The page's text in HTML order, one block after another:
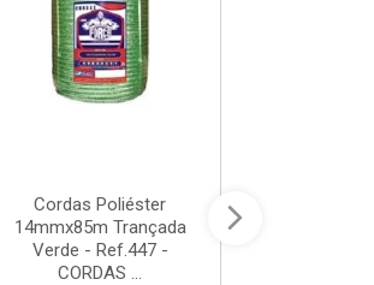
Cordas Poliéster
14mmx85m Trançada
Verde - Ref.447 -
CORDAS ...